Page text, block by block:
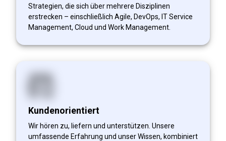
Strategien, die sich über mehrere Disziplinen
erstrecken – einschließlich Agile, DevOps, IT Service
Management, Cloud und Work Management.
Kundenorientiert
Wir hören zu, liefern und unterstützen. Unsere
umfassende Erfahrung und unser Wissen, kombiniert